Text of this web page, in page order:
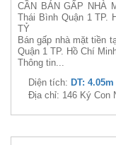
CẦN BÁN GẤP NHÀ
Thái Bình Quận 1 TP.
TỶ
Bán gấp nhà mặt tiền
Quận 1 TP. Hồ Chí
Thông tin...
Diện tích: DT:
Địa chỉ: 146 Ký Con